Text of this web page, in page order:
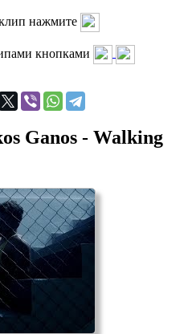
нажмите
кнопками
Ganos - Walking